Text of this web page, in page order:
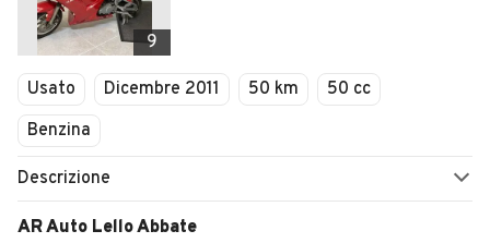
9
Usato Dicembre 2011 50 km
50 cc
Benzina
Descrizione
AR Auto Lello Abbate